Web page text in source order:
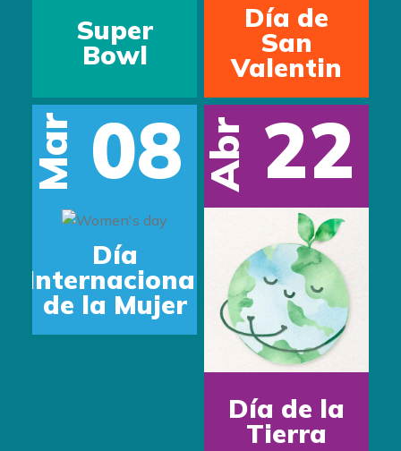
Super
Bowl
Día de
San
Valentin
Mar 08
Día
Internacional
de la Mujer
Abr 22
Día de la
Tierra